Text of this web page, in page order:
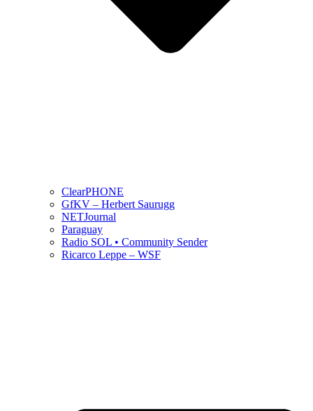
ClearPHONE
GfKV – Herbert Saurugg
NETJournal
Paraguay
Radio SOL • Community Sender
Ricarco Leppe – WSF